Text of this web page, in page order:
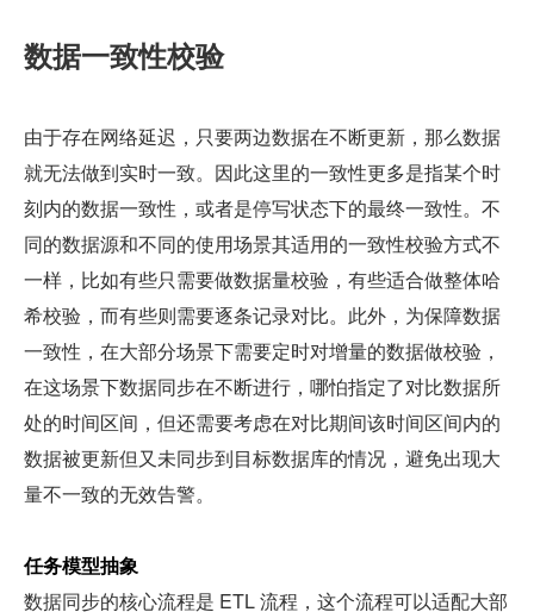
数据一致性校验
由于存在网络延迟，只要两边数据在不断更新，那么数据
就无法做到实时一致。因此这里的一致性更多是指某个时
刻内的数据一致性，或者是停写状态下的最终一致性。不
同的数据源和不同的使用场景其适用的一致性校验方式不
一样，比如有些只需要做数据量校验，有些适合做整体哈
希校验，而有些则需要逐条记录对比。此外，为保障数据
一致性，在大部分场景下需要定时对增量的数据做校验，
在这场景下数据同步在不断进行，哪怕指定了对比数据所
处的时间区间，但还需要考虑在对比期间该时间区间内的
数据被更新但又未同步到目标数据库的情况，避免出现大
量不一致的无效告警。
任务模型抽象
数据同步的核心流程是 ETL 流程，这个流程可以适配大部